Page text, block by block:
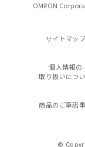
OMRON
サイトマップ
個人情報の
取り扱いにつ
商品のご承諾
©